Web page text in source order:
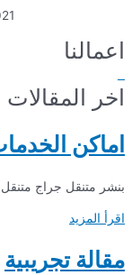
اعمالنا
اخر المقالات
اماكن
بنشر متنقل جراج
اقرأ المزيد
مقالة تجريبية